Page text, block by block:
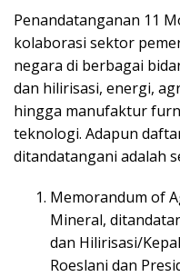
Penandatanganan 11
kolaborasi sektor
negara di berbagai
dan hilirisasi, energi,
hingga manufaktur
teknologi. Adapun
ditandatangani adalah
Memorandum of
Mineral,
dan Hilirisasi/
Roeslani dan